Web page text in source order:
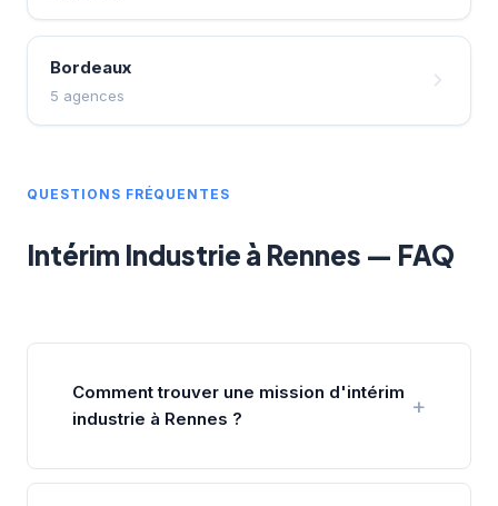
Bordeaux
5 agences
QUESTIONS FRÉQUENTES
Intérim Industrie à Rennes — FAQ
Comment trouver une mission d'intérim
industrie à Rennes ?